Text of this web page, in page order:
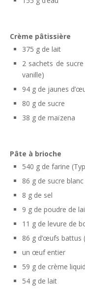
Crème pâtissière
375 g de lait
2 sachets de
vanille)
94 g de jaunes
80 g de sucre
38 g de maïzena
Pâte à brioche
540 g de farine
86 g de sucre blanc
8 g de sel
9 g de poudre de
11 g de levure de
86 g d’œufs
un œuf entier
59 g de crème
54 g de lait